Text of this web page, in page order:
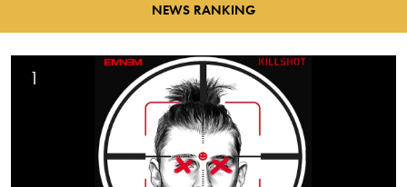
NEWS RANKING